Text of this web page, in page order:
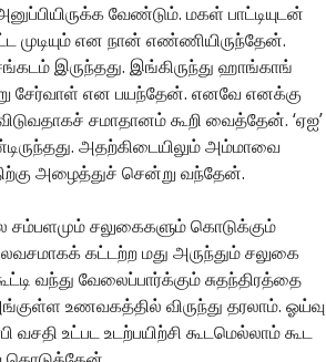
வேண்டும். மகள் பாட்டியுடன்
முடியும் என நான் எண்ணியிருந்தேன்.
இருந்தது. இங்கிருந்து ஹாங்காங்
சேர்வாள் என பயந்தேன். எனவே எனக்கு
சமாதானம் கூறி வைத்தேன். ‘ஏஐ’
அதற்கிடையிலும் அம்மாவை
அழைத்துச் சென்று வந்தேன்.
சம்பளமும் சலுகைகளும் கொடுக்கும்
கட்டற்ற மது அருந்தும் சலுகை
வந்து வேலைப்பார்க்கும் சுதந்திரத்தை
உணவகத்தில் விருந்து தரலாம். ஓய்வு
உட்பட உடற்பயிற்சி கூடமெல்லாம் கூட